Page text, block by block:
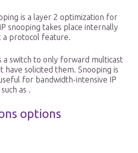
is a layer 2 optimization for
snooping takes place internally
a protocol feature.
a switch to only forward multicast
solicited them. Snooping is
for bandwidth-intensive IP
as .
options